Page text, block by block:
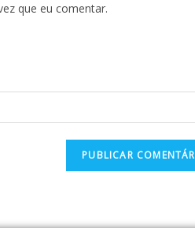
que eu comentar.